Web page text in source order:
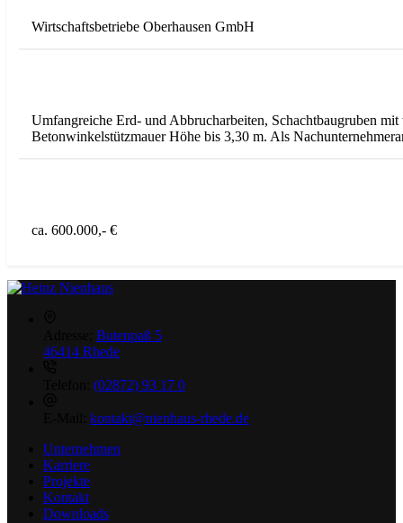
Wirtschaftsbetriebe Oberhausen GmbH
Umfangreiche Erd- und Abbrucharbeiten, Schachtbaugruben
Betonwinkelstützmauer Höhe bis 3,30 m. Als
ca. 600.000,- €
Butenpaß 5
46414 Rhede
(02872) 93 17 0
kontakt@nienhaus-rhede.de
Unternehmen
Karriere
Projekte
Kontakt
Downloads